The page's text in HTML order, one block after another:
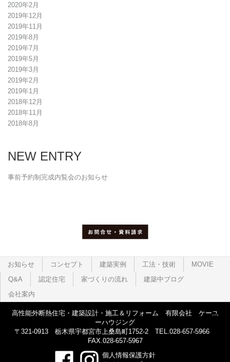
2020年2月
2019年12月
2019年11月
2019年8月
2019年7月
2019年5月
2019年3月
2019年2月
2019年1月
2018年12月
2018年11月
2018年8月
NEW ENTRY
事前予約制完成内覧会のお知らせ
お知らせ コンセプト 建築実例 工法・技術
MOVIE
Q&A
認定住宅 家づくりの流れ
建築中ブログ
会社案内
高性能外断熱住宅・建築設計・施工＆リフォーム 有限会社 ケーユ
ーハウジング
〒321-0913 栃木県宇都宮市上桑島町1752-2 TEL.028-657-5966
FAX.028-657-5967
個人情報保護方針